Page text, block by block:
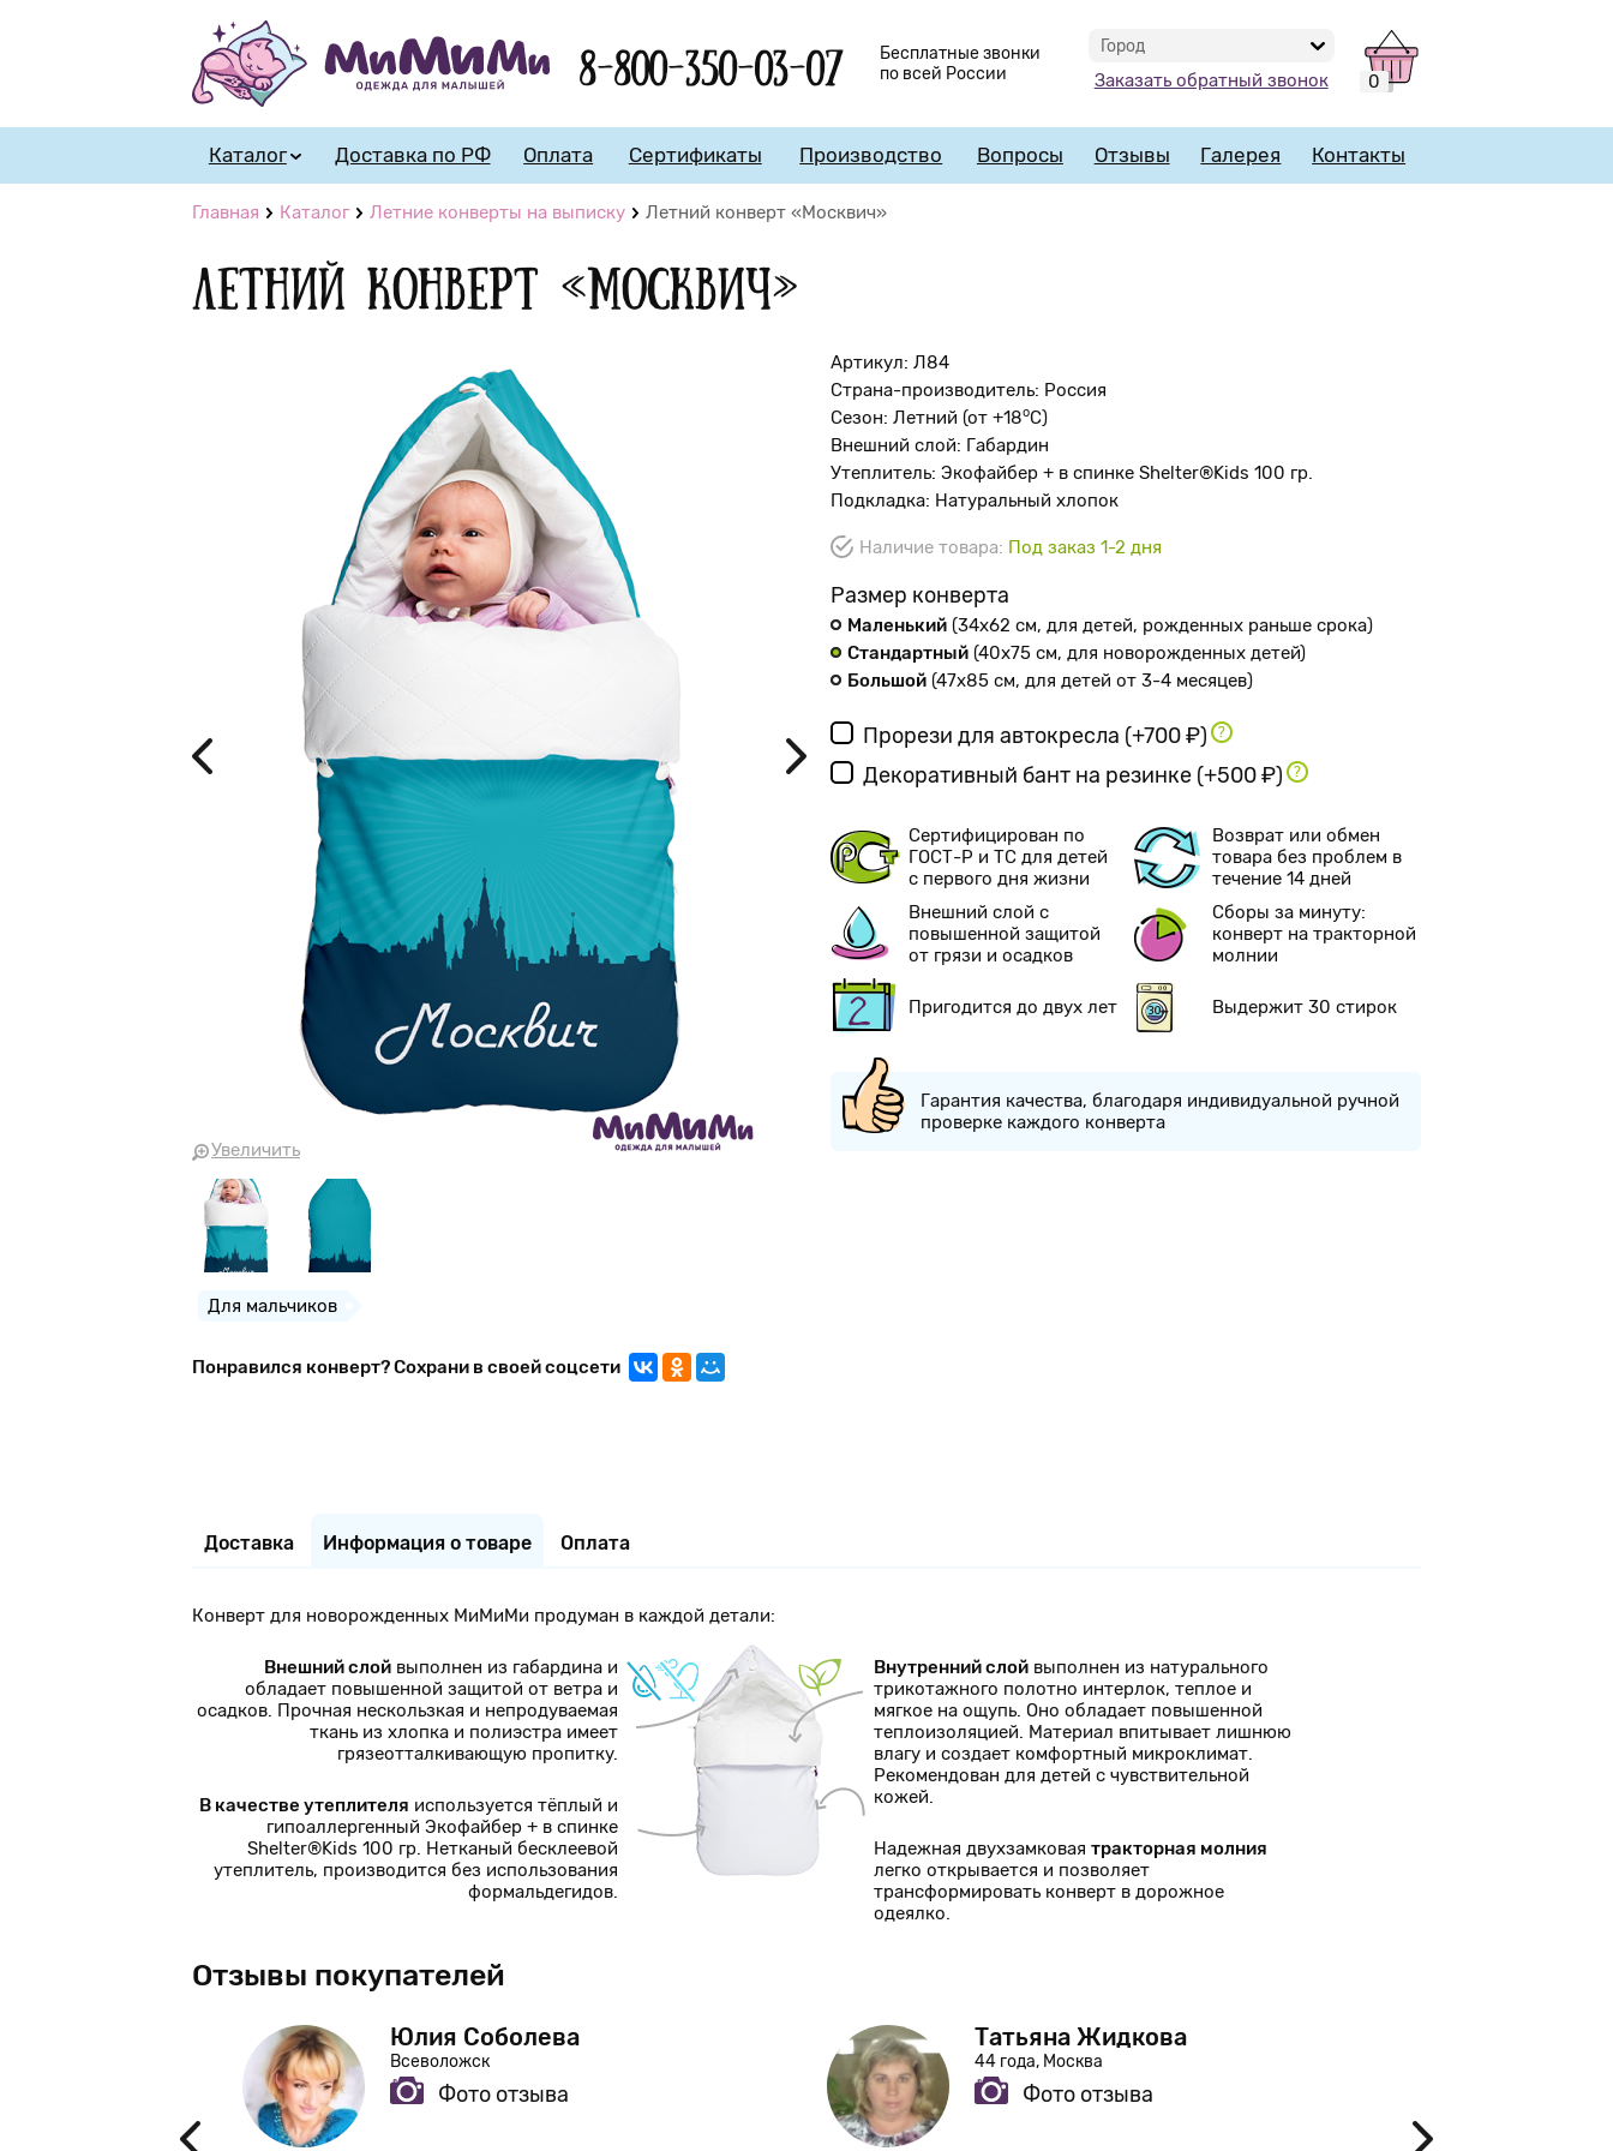
8-800-350-03-07
Бесплатные звонки
по всей России
Город
Заказать обратный звонок 0
Каталог Доставка по РФ Оплата Сертификаты Производство Вопросы Отзывы Галерея Контакты
Главная Каталог Летние конверты на выписку Летний конверт «Москвич»
Летний конверт «Москвич»
Увеличить
Для мальчиков
Понравился конверт? Сохрани в своей соцсети
Артикул: Л84
Страна-производитель: Россия
Сезон: Летний (от +18оС)
Внешний слой: Габардин
Утеплитель: Экофайбер + в спинке Shelter®Kids 100 гр.
Подкладка: Натуральный хлопок
Наличие товара: Под заказ 1-2 дня
Размер конверта
Маленький (34х62 см, для детей, рожденных раньше срока)
Стандартный (40х75 см, для новорожденных детей)
Большой (47х85 см, для детей от 3-4 месяцев)
Прорези для автокресла (+700 ₽)
Декоративный бант на резинке (+500 ₽)
Сертифицирован по
ГОСТ-Р и ТС для детей
с первого дня жизни
Возврат или обмен
товара без проблем в
течение 14 дней
Внешний слой с
повышенной защитой
от грязи и осадков
Сборы за минуту:
конверт на тракторной
молнии
Пригодится до двух лет Выдержит 30 стирок
Гарантия качества, благодаря индивидуальной ручной
проверке каждого конверта
Доставка Информация о товаре Оплата
Конверт для новорожденных МиМиМи продуман в каждой детали:
Внешний слой выполнен из габардина и
обладает повышенной защитой от ветра и
осадков. Прочная нескользкая и непродуваемая
ткань из хлопка и полиэстра имеет
грязеотталкивающую пропитку.
В качестве утеплителя используется тёплый и
гипоаллергенный Экофайбер + в спинке
Shelter®Kids 100 гр. Нетканый бесклеевой
утеплитель, производится без использования
формальдегидов.
Внутренний слой выполнен из натурального
трикотажного полотно интерлок, теплое и
мягкое на ощупь. Оно обладает повышенной
теплоизоляцией. Материал впитывает лишнюю
влагу и создает комфортный микроклимат.
Рекомендован для детей с чувствительной
кожей.
Надежная двухзамковаятракторная молния
легко открывается и позволяет
трансформировать конверт в дорожное
одеялко.
Отзывы покупателей
Юлия Соболева
Всеволожск
Фото отзыва
Татьяна Жидкова
44 года, Москва
Фото отзыва